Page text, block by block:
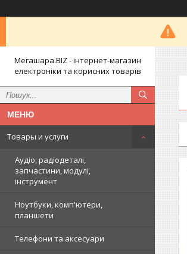
Мегашара.BIZ - інтернет-магазин
електроніки та корисних товарів
Товары и услуги
Аудіо, радіодеталі,
запчастини, модулі,
інструмент
Ноутбуки, комп'ютери,
планшети
Телефони та аксесуари